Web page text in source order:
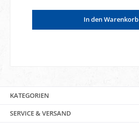
In den Warenkorb
KATEGORIEN
SERVICE & VERSAND